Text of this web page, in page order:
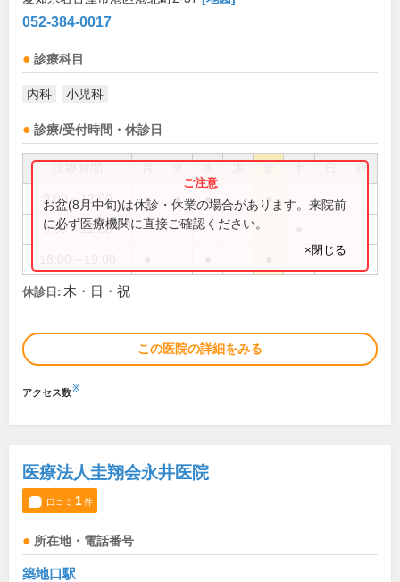
052-384-0017
診療科目
内科 小児科
診療/受付時間・休診日
祝
9:00～12:00 ● ● ● ●
9:00～12:30
お盆(8月中旬)は休診・休業の場合があります。来院前
に必ず医療機関に直接ご確認ください。
×閉じる
休診日: 木・日・祝
この医院の詳細をみる
アクセス数※
医療法人圭翔会永井医院
口コミ 1件
所在地・電話番号
築地口駅